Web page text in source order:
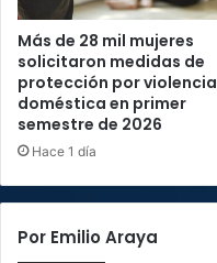
Más de 28 mil mujeres
solicitaron medidas de
protección por violencia
doméstica en primer
semestre de 2026
Hace 1 día
Por Emilio Araya